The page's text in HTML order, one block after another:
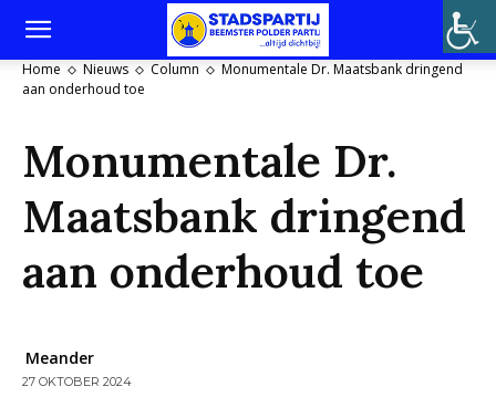
Home Nieuws Column
Monumentale Dr. Maatsbank dringend
aan onderhoud toe
Monumentale Dr.
Maatsbank dringend
aan onderhoud toe
Meander
27 OKTOBER 2024